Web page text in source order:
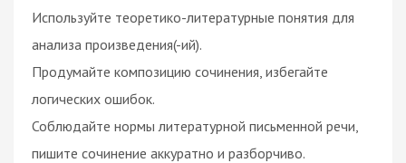
Используйте теоретико-литературные понятия для
анализа произведения(-ий).
Продумайте композицию сочинения, избегайте
логических ошибок.
Соблюдайте нормы литературной письменной речи,
пишите сочинение аккуратно и разборчиво.